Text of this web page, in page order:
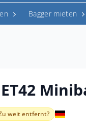
Bagger mieten
weit entfernt?